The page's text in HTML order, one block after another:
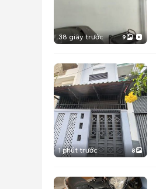
38 giây trước 9
1 phút trước 8